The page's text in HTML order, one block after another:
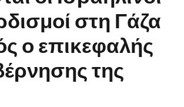
στη Γάζα
ο επικεφαλής
της